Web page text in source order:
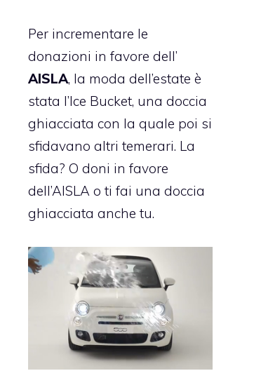
Per incrementare le
donazioni in favore dell’
AISLA, la moda dell’estate è
stata l’Ice Bucket, una doccia
ghiacciata con la quale poi si
sfidavano altri temerari. La
sfida? O doni in favore
dell’AISLA o ti fai una doccia
ghiacciata anche tu.